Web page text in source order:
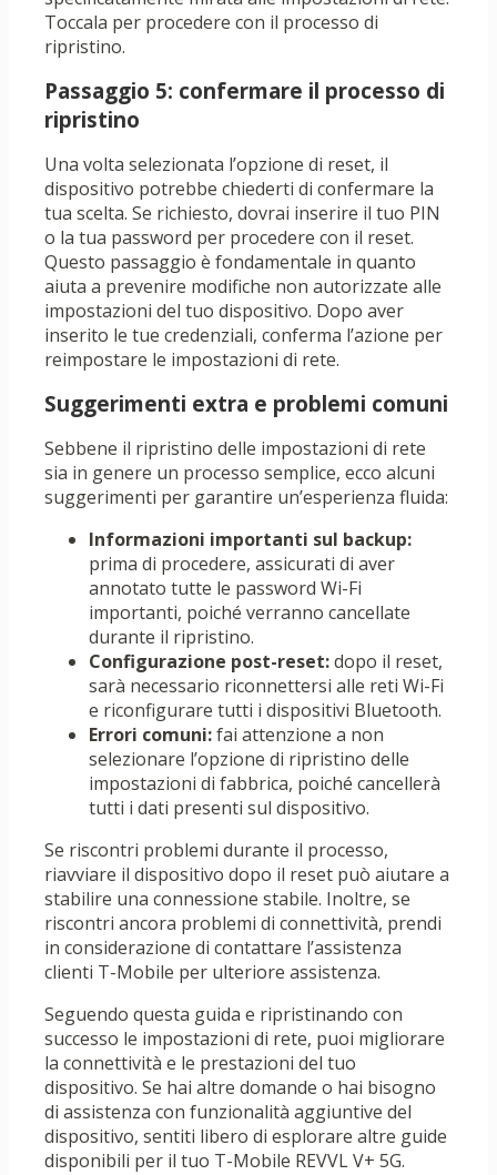
Toccala per procedere con il processo di
ripristino.
Passaggio 5: confermare il processo di
ripristino
Una volta selezionata l’opzione di reset, il
dispositivo potrebbe chiederti di confermare la
tua scelta. Se richiesto, dovrai inserire il tuo PIN
o la tua password per procedere con il reset.
Questo passaggio è fondamentale in quanto
aiuta a prevenire modifiche non autorizzate alle
impostazioni del tuo dispositivo. Dopo aver
inserito le tue credenziali, conferma l’azione per
reimpostare le impostazioni di rete.
Suggerimenti extra e problemi comuni
Sebbene il ripristino delle impostazioni di rete
sia in genere un processo semplice, ecco alcuni
suggerimenti per garantire un’esperienza fluida:
Informazioni importanti sul backup:
prima di procedere, assicurati di aver
annotato tutte le password Wi-Fi
importanti, poiché verranno cancellate
durante il ripristino.
Configurazione post-reset:dopo il reset,
sarà necessario riconnettersi alle reti Wi-Fi
e riconfigurare tutti i dispositivi Bluetooth.
Errori comuni:fai attenzione a non
selezionare l’opzione di ripristino delle
impostazioni di fabbrica, poiché cancellerà
tutti i dati presenti sul dispositivo.
Se riscontri problemi durante il processo,
riavviare il dispositivo dopo il reset può aiutare a
stabilire una connessione stabile. Inoltre, se
riscontri ancora problemi di connettività, prendi
in considerazione di contattare l’assistenza
clienti T-Mobile per ulteriore assistenza.
Seguendo questa guida e ripristinando con
successo le impostazioni di rete, puoi migliorare
la connettività e le prestazioni del tuo
dispositivo. Se hai altre domande o hai bisogno
di assistenza con funzionalità aggiuntive del
dispositivo, sentiti libero di esplorare altre guide
disponibili per il tuo T-Mobile REVVL V+ 5G.